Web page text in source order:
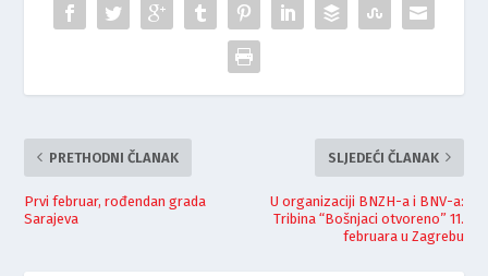
PRETHODNI ČLANAK
Prvi februar, rođendan grada
Sarajeva
SLJEDEĆI ČLANAK
U organizaciji BNZH-a i BNV-a:
Tribina “Bošnjaci otvoreno” 11.
februara u Zagrebu